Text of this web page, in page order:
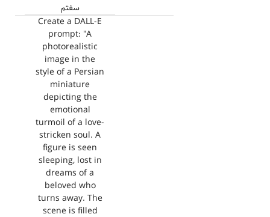
سفتم
Create a DALL-E
prompt: "A
photorealistic
image in the
style of a Persian
miniature
depicting the
emotional
turmoil of a love-
stricken soul. A
figure is seen
sleeping, lost in
dreams of a
beloved who
turns away. The
scene is filled